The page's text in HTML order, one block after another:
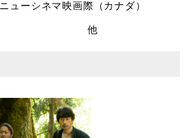
ューシネマ映画際（カナダ）
他